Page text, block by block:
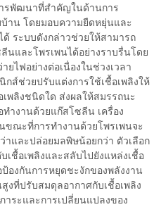
ารพัฒนาที่สำคัญในด้านการ
าน โดยมอบความยืดหยุ่นและ
ด้ ระบบดังกล่าวช่วยให้สามารถ
นและโพรเพนได้อย่างราบรื่นโดย
ยไฟอย่างต่อเนื่องในช่วงเวลา
ส์ช่วยปรับแต่งการใช้เชื้อเพลิงให้
พลิงชนิดใด ส่งผลให้สมรรถนะ
ำงานด้วยแก๊สโซลีน เครื่อง
ขณะที่การทำงานด้วยโพรเพนจะ
าและปล่อยมลพิษน้อยกว่า ตัวเลือก
เชื้อเพลิงและสลับไปยังแหล่งเชื้อ
องกันการหยุดชะงักของพลังงาน
งที่ปรับสมดุลอากาศกับเชื้อเพลิง
ระและการเปลี่ยนแปลงของ